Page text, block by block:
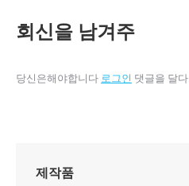
회신을 남겨주
당신은해야합니다 로그인 댓글을 달다.
제작품